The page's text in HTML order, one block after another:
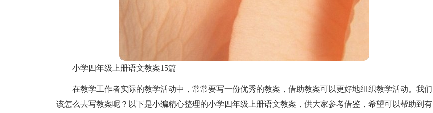
小学四年级上册语文教案15篇
在教学工作者实际的教学活动中，常常要写一份优秀的教案，借助教案可以更好地组织教学活动。我们
该怎么去写教案呢？以下是小编精心整理的小学四年级上册语文教案，供大家参考借鉴，希望可以帮助到有